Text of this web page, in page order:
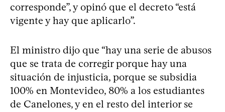
corresponde”, y opinó que el decreto “está
vigente y hay que aplicarlo”.
El ministro dijo que “hay una serie de abusos
que se trata de corregir porque hay una
situación de injusticia, porque se subsidia
100% en Montevideo, 80% a los estudiantes
de Canelones, y en el resto del interior se